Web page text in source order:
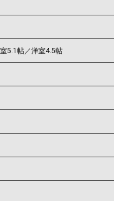
5.1帖／洋室4.5帖